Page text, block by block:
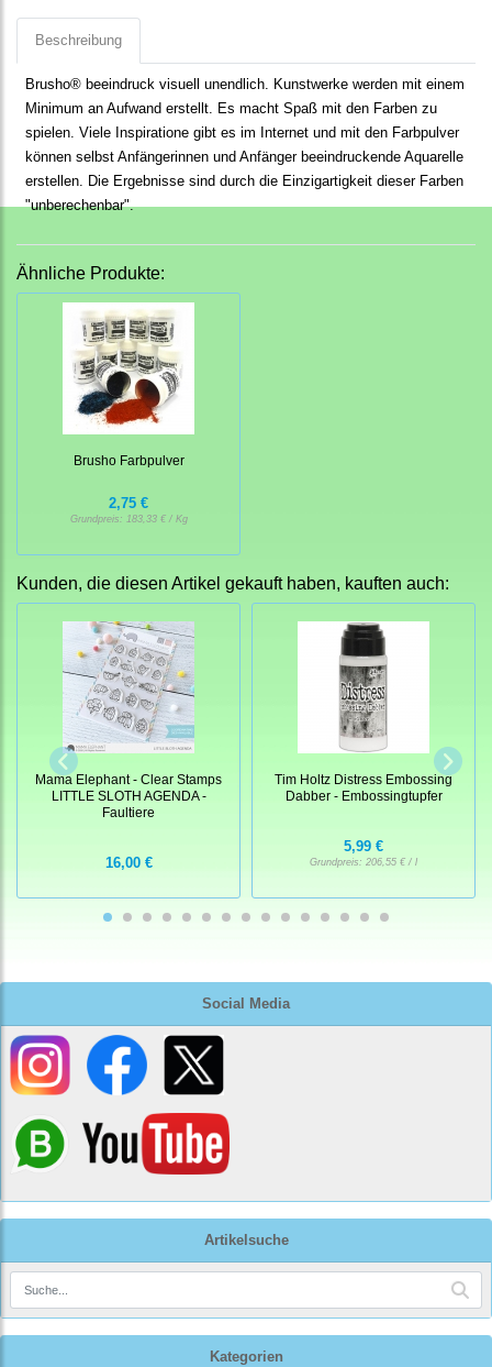
Social Media
Artikelsuche
Kategorien
Beschreibung
Brusho® beeindruck visuell unendlich. Kunstwerke werden mit einem
Minimum an Aufwand erstellt. Es macht Spaß mit den Farben zu
spielen. Viele Inspiratione gibt es im Internet und mit den Farbpulver
können selbst Anfängerinnen und Anfänger beeindruckende Aquarelle
erstellen. Die Ergebnisse sind durch die Einzigartigkeit dieser Farben
"unberechenbar".
Ähnliche Produkte:
Brusho Farbpulver
2,75 €
Grundpreis: 183,33 € / Kg
Kunden, die diesen Artikel gekauft haben, kauften auch:
Mama Elephant - Clear Stamps
LITTLE SLOTH AGENDA -
Faultiere
16,00 €
Tim Holtz Distress Embossing
Dabber - Embossingtupfer
5,99 €
Grundpreis: 206,55 € / l